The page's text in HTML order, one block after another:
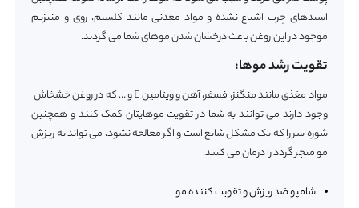
اسیدهای چرب اشباع نشده و مواد معدنی مانند کلسیم، روی و منیزیم
موجود در این روغن باعث درخشان شدن موهای شما می گردند.
تقویت رشد موها:
مواد مغذی مانند منگنز، فسفر، آهن و ویتامین E و … که در روغن خشخاش
وجود دارند می توانند به شما در تقویت موهایتان کمک کنند و همچنین
شوره سر را که یک مشکل شایع است و اگر معالجه نشود، می تواند به ریزش
مو منجر گردد را درمان می کنند.
شامپو ضد ریزش و تقویت کننده مو